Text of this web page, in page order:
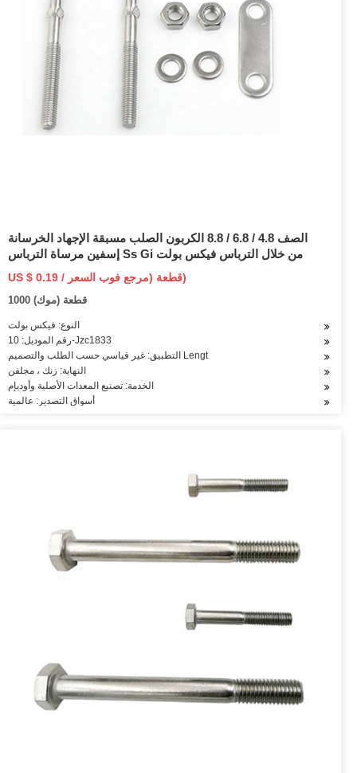
الصف 4.8 / 6.8 / 8.8 الكربون الصلب مسبقة الإجهاد الخرسانة
إسفين مرساة الترباس Ss Gi من خلال الترباس فيكس بولت
US $ 0.19 / قطعة (مرجع فوب السعر)
1000 قطعة (موك)
النوع: فيكس بولت
رقم الموديل: 10-Jzc1833
التطبيق: غير قياسي حسب الطلب والتصميم Lengt
النهاية: زنك ، مجلفن
الخدمة: تصنيع المعدات الأصلية وأوديإم
أسواق التصدير: عالمية